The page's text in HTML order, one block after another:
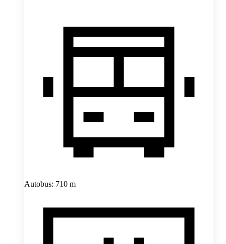
Autobus: 710 m